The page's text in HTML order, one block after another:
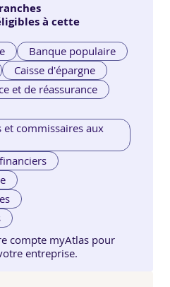
à cette
Banque populaire
Caisse d'épargne
et de réassurance
et commissaires aux
compte myAtlas pour
entreprise.